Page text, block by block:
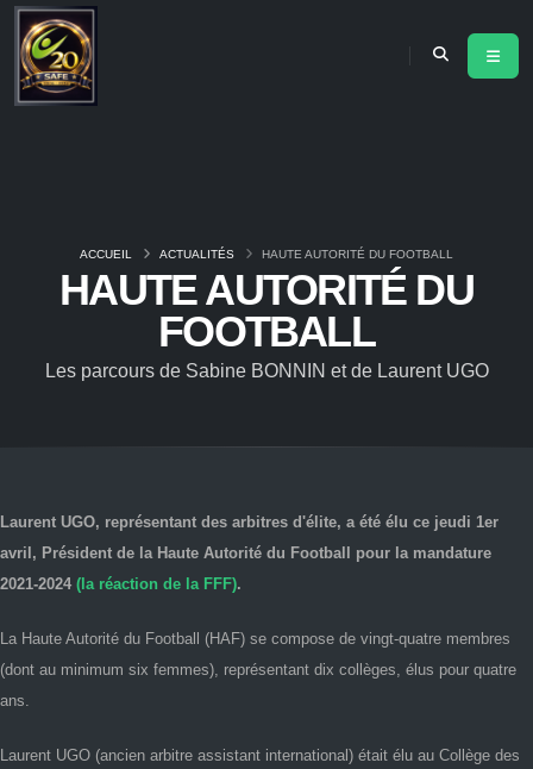
HAUTE AUTORITÉ DU
FOOTBALL
Les parcours de Sabine BONNIN et de Laurent UGO
ACCUEIL ACTUALITÉS HAUTE AUTORITÉ DU FOOTBALL
Laurent UGO, représentant des arbitres d'élite, a été élu ce jeudi 1er
avril, Président de la Haute Autorité du Football pour la mandature
2021-2024 (la réaction de la FFF).
La Haute Autorité du Football (HAF) se compose de vingt-quatre membres
(dont au minimum six femmes), représentant dix collèges, élus pour quatre
ans.
Laurent UGO (ancien arbitre assistant international) était élu au Collège des